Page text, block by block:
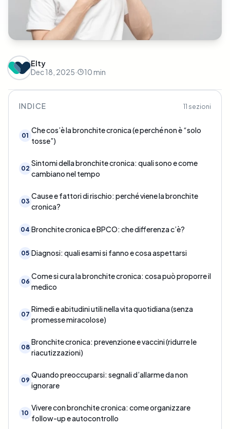
Elty
Dec 18, 2025· 10min
INDICE 11 sezioni
01
Che cos’è la bronchite cronica (e perché non è “solo
tosse”)
02
Sintomi della bronchite cronica: quali sono e come
cambiano nel tempo
03
Cause e fattori di rischio: perché viene la bronchite
cronica?
04 Bronchite cronica e BPCO: che differenza c’è?
05 Diagnosi: quali esami si fanno e cosa aspettarsi
06
Come si cura la bronchite cronica: cosa può proporre il
medico
07
Rimedi e abitudini utili nella vita quotidiana (senza
promesse miracolose)
08
Bronchite cronica: prevenzione e vaccini (ridurre le
riacutizzazioni)
09
Quando preoccuparsi: segnali d’allarme da non
ignorare
10
Vivere con bronchite cronica: come organizzare
follow-up e autocontrollo